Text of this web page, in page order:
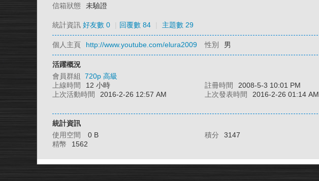
信箱狀態
未驗證
統計資訊 好友數 0 回覆數 84 主題數 29
個人主頁 http://www.youtube.com/elura2009 性別 男
活躍概況
會員群組 720p 高級
上線時間
12 小時 註冊時間 2008-5-3 10:01 PM
上次活動時間
2016-2-26 12:57 AM 上次發表時間 2016-2-26 01:14 AM
統計資訊
使用空間
0 B 積分 3147
精幣
1562